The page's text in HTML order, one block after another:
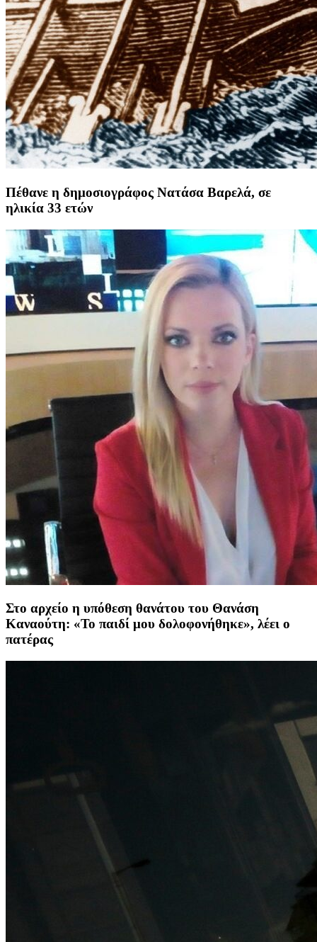
Πέθανε η δημοσιογράφος Νατάσα Βαρελά, σε
ηλικία 33 ετών
Στο αρχείο η υπόθεση θανάτου του Θανάση
Καναούτη: «Το παιδί μου δολοφονήθηκε», λέει ο
πατέρας